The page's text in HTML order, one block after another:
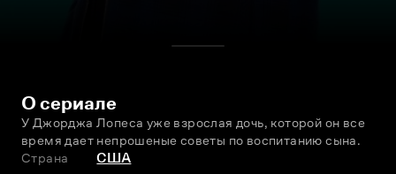
О сериале
У Джорджа Лопеса уже взрослая дочь, которой он все
время дает непрошеные советы по воспитанию сына.
Страна
США